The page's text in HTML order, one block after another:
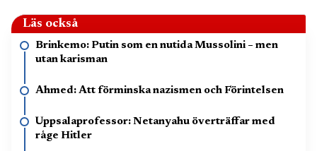
Läs också
Brinkemo: Putin som en nutida Mussolini – men
utan karisman
Ahmed: Att förminska nazismen och Förintelsen
Uppsalaprofessor: Netanyahu överträffar med
råge Hitler